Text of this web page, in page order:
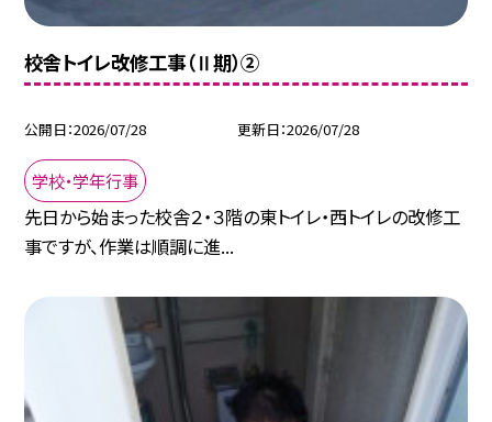
校舎トイレ改修工事（Ⅱ期）②
公開日 2026/07/28 更新日 2026/07/28
学校・学年行事
先日から始まった校舎２・３階の東トイレ・西トイレの改修工
事ですが、作業は順調に進...